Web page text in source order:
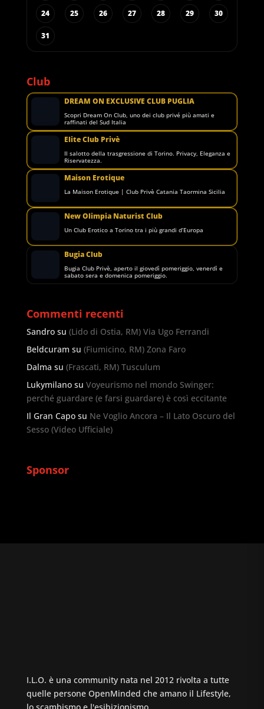
24 25 26 27 28 29 30
31
Club
DREAM ON EXCLUSIVE CLUB PUGLIA
Scopri Dream On Club, uno dei club privé più amati e
raffinati del Sud Italia
Elite Club Privè
Il salotto della trasgressione di Torino. Privacy, Eleganza e
Riservatezza.
Maison Erotique
La Maison Erotique | Club Privè Catania Taormina Sicilia
New Olimpia Naturist Club
Un Club Erotico a Torino tra i più grandi d’Europa
Bugia Club
Bugia Club Privè, aperto il giovedì pomeriggio, venerdì e
sabato sera e domenica pomeriggio.
Commenti recenti
Sandrosu (Lido di Ostia, RM) Via Ugo Ferrandi
Beldcuram su (Fiumicino, RM) Zona Faro
Dalma su (Frascati, RM) Tusculum
Lukymilanosu Voyeurismo nel mondo Swinger:
perché guardare (e farsi guardare) è così eccitante
Il Gran Caposu Ne Voglio Ancora – Il Lato Oscuro del
Sesso (Video Ufficiale)
Sponsor
I.L.O. è una community nata nel 2012 rivolta a tutte
quelle persone OpenMinded che amano il Lifestyle,